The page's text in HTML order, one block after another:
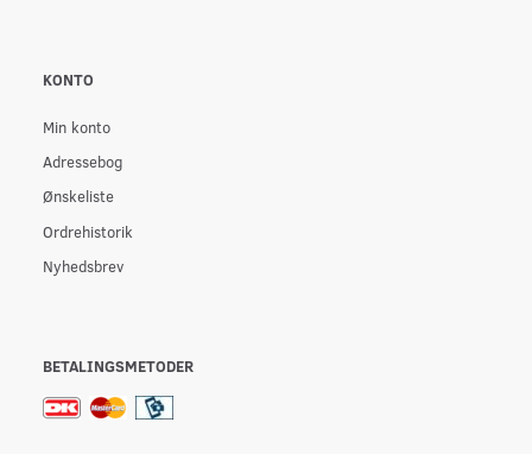
KONTO
Min konto
Adressebog
Ønskeliste
Ordrehistorik
Nyhedsbrev
BETALINGSMETODER